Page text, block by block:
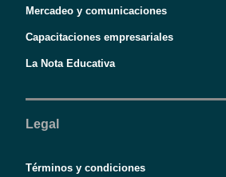
Mercadeo y comunicaciones
Capacitaciones empresariales
La Nota Educativa
Legal
Términos y condiciones